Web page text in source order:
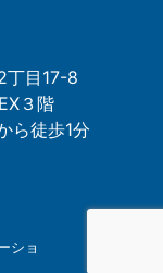
丁目17-8
３階
ら徒歩1分
ショ